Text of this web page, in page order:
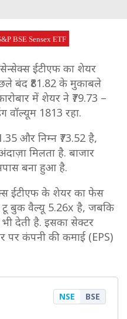
BSE Sensex ETF
ईटीएफ का शेयर
बंद ₹81.82 के मुकाबले
में शेयर ने ₹79.73 –
वॉल्यूम 1813 रहा.
और निम्न ₹73.52 है,
मिलता है. बाजार
बना हुआ है.
ईटीएफ के शेयर का फेस
टू बुक वैल्यू 5.26x है, जबकि
देती है. इसका सेक्टर
पर कंपनी की कमाई (EPS)
NSE BSE